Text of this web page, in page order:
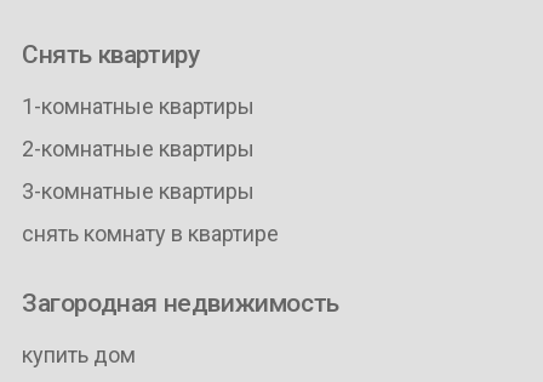
Снять квартиру
1-комнатные квартиры
2-комнатные квартиры
3-комнатные квартиры
снять комнату в квартире
Загородная недвижимость
купить дом